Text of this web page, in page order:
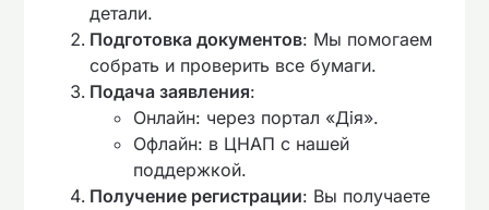
детали.
Подготовка документов: Мы помогаем
собрать и проверить все бумаги.
Подача заявления:
Онлайн: через портал «Дія».
Офлайн: в ЦНАП с нашей
поддержкой.
Получение регистрации: Вы получаете